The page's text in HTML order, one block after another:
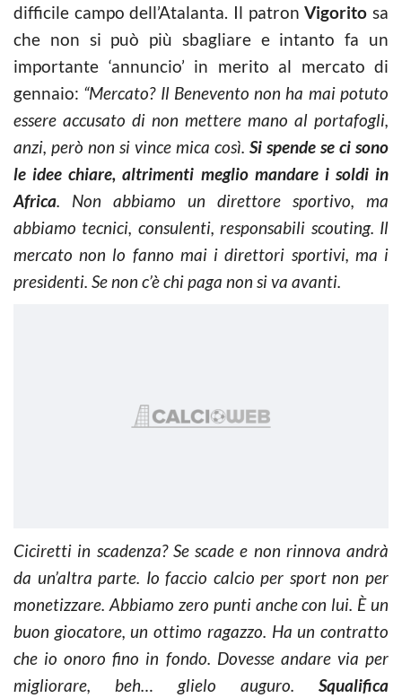
difficile campo dell’Atalanta. Il patronVigorito sa
che non si può più sbagliare e intanto fa un
importante ‘annuncio’ in merito al mercato di
gennaio: “Mercato? Il Benevento non ha mai potuto
essere accusato di non mettere mano al portafogli,
anzi, però non si vince mica così. Si spende se ci sono
le idee chiare, altrimenti meglio mandare i soldi in
Africa. Non abbiamo un direttore sportivo, ma
abbiamo tecnici, consulenti, responsabili scouting. Il
mercato non lo fanno mai i direttori sportivi, ma i
presidenti. Se non c’è chi paga non si va avanti.
Ciciretti in scadenza? Se scade e non rinnova andrà
da un’altra parte. Io faccio calcio per sport non per
monetizzare. Abbiamo zero punti anche con lui. È un
buon giocatore, un ottimo ragazzo. Ha un contratto
che io onoro fino in fondo. Dovesse andare via per
migliorare, beh… glielo auguro. Squalifica